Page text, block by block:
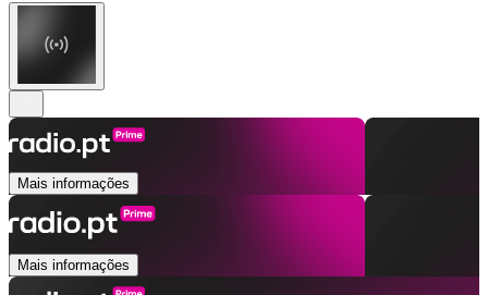
Mais informações
Mais informações